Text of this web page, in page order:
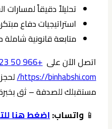
تحليلاً دقيقاً لمسارات
استراتيجيات دفاع
متابعة قانونية
اتصل الآن على +966 50 123 4567
https://binhabshi.com/
مستقبلك للصدفة – ثق بخبرة 15 عاماً في إنقاذ
📱 واتساب:اضغط هنا